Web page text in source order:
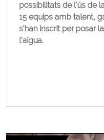
possibilitats de l’ús de
15 equips amb talent,
s’han inscrit per posar
l’aigua.